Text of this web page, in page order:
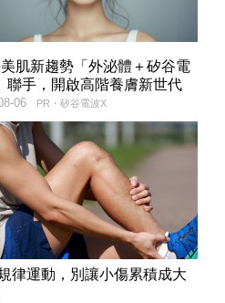
肌新趨勢「外泌體＋矽谷電
聯手，開啟高階養膚新世代
PR・矽谷電波X
06
律運動，別讓小傷累積成大